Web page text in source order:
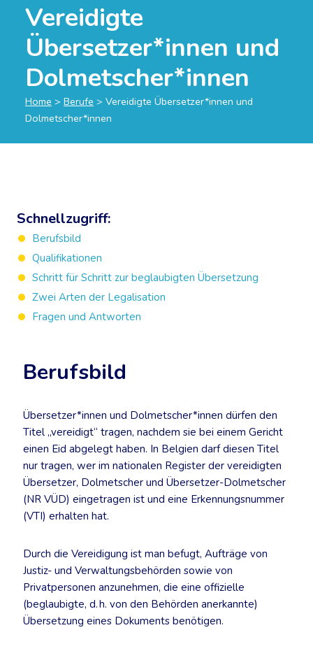
Vereidigte
Übersetzer*innen und
Dolmetscher*innen
Home > Berufe > Vereidigte Übersetzer*innen und
Dolmetscher*innen
Berufsbild
Übersetzer*innen und Dolmetscher*innen dürfen den
Titel „vereidigt“ tragen, nachdem sie bei einem Gericht
einen Eid abgelegt haben. In Belgien darf diesen Titel
nur tragen, wer im nationalen Register der vereidigten
Übersetzer, Dolmetscher und Übersetzer-Dolmetscher
(NR VÜD) eingetragen ist und eine Erkennungsnummer
(VTI) erhalten hat.
Durch die Vereidigung ist man befugt, Aufträge von
Justiz- und Verwaltungsbehörden sowie von
Privatpersonen anzunehmen, die eine offizielle
(beglaubigte, d. h. von den Behörden anerkannte)
Übersetzung eines Dokuments benötigen.
Schnellzugriff:
Berufsbild
Qualifikationen
Schritt für Schritt zur beglaubigten Übersetzung
Zwei Arten der Legalisation
Fragen und Antworten